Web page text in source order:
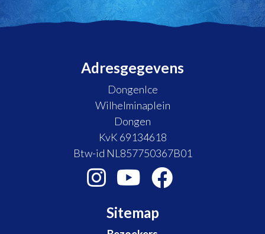
Adresgegevens
DongenIce
Wilhelminaplein
Dongen
KvK 69134618
Btw-id NL857750367B01
Sitemap